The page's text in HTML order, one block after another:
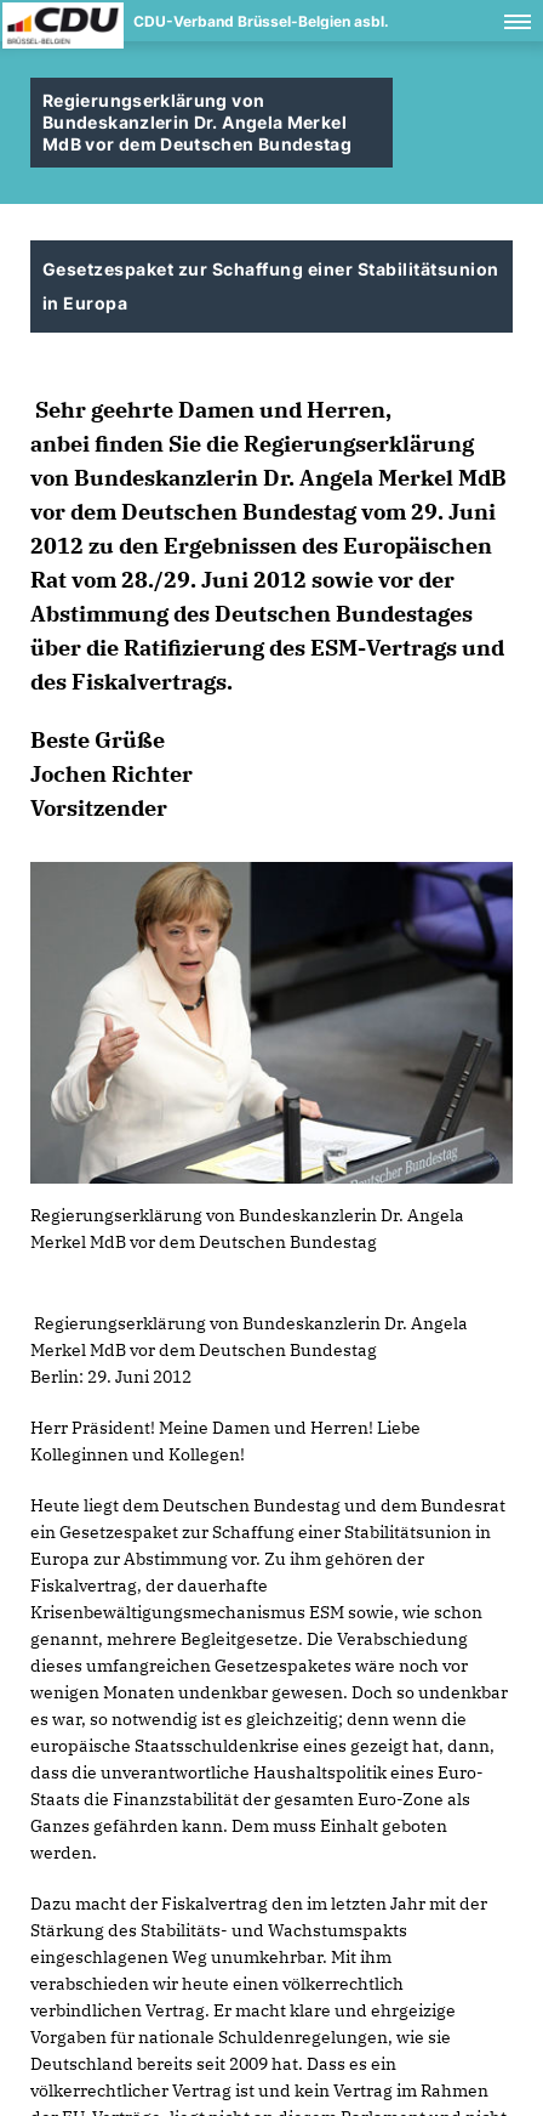
CDU-Verband Brüssel-Belgien asbl.
Regierungserklärung von
Bundeskanzlerin Dr. Angela Merkel
MdB vor dem Deutschen Bundestag
Gesetzespaket zur Schaffung einer Stabilitätsunion
in Europa
Sehr geehrte Damen und Herren,
anbei finden Sie die Regierungserklärung
von Bundeskanzlerin Dr. Angela Merkel MdB
vor dem Deutschen Bundestag vom 29. Juni
2012 zu den Ergebnissen des Europäischen
Rat vom 28./29. Juni 2012 sowie vor der
Abstimmung des Deutschen Bundestages
über die Ratifizierung des ESM-Vertrags und
des Fiskalvertrags.
Beste Grüße
Jochen Richter
Vorsitzender
Regierungserklärung von Bundeskanzlerin Dr. Angela
Merkel MdB vor dem Deutschen Bundestag
Regierungserklärung von Bundeskanzlerin Dr. Angela
Merkel MdB vor dem Deutschen Bundestag
Berlin: 29. Juni 2012
Herr Präsident! Meine Damen und Herren! Liebe
Kolleginnen und Kollegen!
Heute liegt dem Deutschen Bundestag und dem Bundesrat
ein Gesetzespaket zur Schaffung einer Stabilitätsunion in
Europa zur Abstimmung vor. Zu ihm gehören der
Fiskalvertrag, der dauerhafte
Krisenbewältigungsmechanismus ESM sowie, wie schon
genannt, mehrere Begleitgesetze. Die Verabschiedung
dieses umfangreichen Gesetzespaketes wäre noch vor
wenigen Monaten undenkbar gewesen. Doch so undenkbar
es war, so notwendig ist es gleichzeitig; denn wenn die
europäische Staatsschuldenkrise eines gezeigt hat, dann,
dass die unverantwortliche Haushaltspolitik eines Euro-
Staats die Finanzstabilität der gesamten Euro-Zone als
Ganzes gefährden kann. Dem muss Einhalt geboten
werden.
Dazu macht der Fiskalvertrag den im letzten Jahr mit der
Stärkung des Stabilitäts- und Wachstumspakts
eingeschlagenen Weg unumkehrbar. Mit ihm
verabschieden wir heute einen völkerrechtlich
verbindlichen Vertrag. Er macht klare und ehrgeizige
Vorgaben für nationale Schuldenregelungen, wie sie
Deutschland bereits seit 2009 hat. Dass es ein
völkerrechtlicher Vertrag ist und kein Vertrag im Rahmen